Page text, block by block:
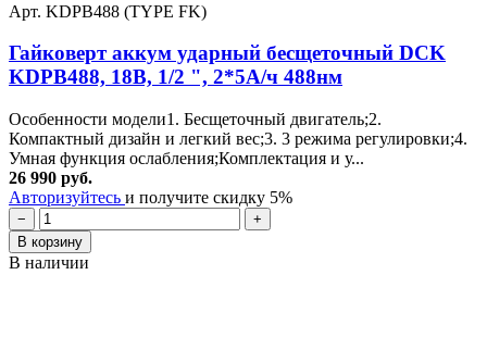
Арт. KDPB488 (TYPE FK)
Гайковерт аккум ударный бесщеточный DCK
KDPB488, 18В, 1/2 ", 2*5А/ч 488нм
Особенности модели1. Бесщеточный двигатель;2.
Компактный дизайн и легкий вес;3. 3 режима регулировки;4.
Умная функция ослабления;Комплектация и у...
26 990 руб.
Авторизуйтесь и получите скидку 5%
−
+
В корзину
В наличии